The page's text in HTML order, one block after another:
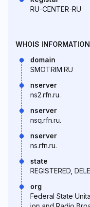
RU-CENTER-RU
WHOIS INFORMATION
domain
SMOTRIM.RU
nserver
ns2.rfn.ru.
nserver
nsq.rfn.ru.
nserver
ns.rfn.ru.
state
REGISTERED,
org
Federal State